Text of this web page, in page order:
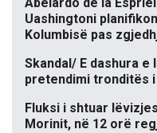
Uashingtoni
Kolumbisë pas
Skandal/ E dashura e
pretendimi tronditës i
Fluksi i shtuar
Morinit, në 12 orë